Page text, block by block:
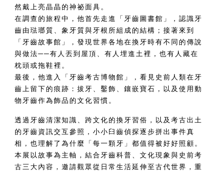
然戴上亮晶晶的神祕面具。
在調查的旅程中，他首先走進「牙齒圖書館」，認識牙
齒由琺瑯質、象牙質與牙根所組成的結構；接著來到
「牙齒故事館」，發現世界各地在換牙時有不同的傳說
與做法──有人丟到屋頂、有人埋進土裡，也有人藏在
枕頭或拖鞋裡。
最後，他進入「牙齒考古博物館」，看見史前人類在牙
齒上留下的痕跡：拔牙、鑿飾、鑲嵌寶石，以及使用動
物牙齒作為飾品的文化習慣。
透過牙齒清潔知識、跨文化的換牙習俗，以及考古出土
的牙齒資訊交互參照，小小臼齒偵探逐步拼出事件真
相，也理解了為什麼「每一顆牙」都值得被好好照顧。
本展以故事為主軸，結合牙齒科普、文化現象與史前考
古三大內容，邀請觀眾從日常生活延伸至古代世界，重